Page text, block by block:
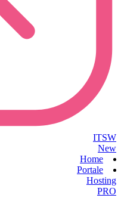
ITSW
New
Home
Portale
Hosting
PRO